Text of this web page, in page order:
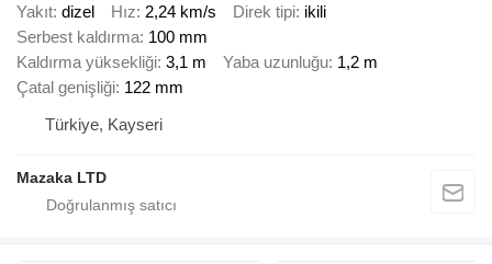
Yakıt dizel Hız 2,24 km/s Direk tipi ikili
Serbest kaldırma 100 mm
Kaldırma yüksekliği 3,1 m Yaba uzunluğu 1,2 m
Çatal genişliği 122 mm
Türkiye, Kayseri
Mazaka LTD